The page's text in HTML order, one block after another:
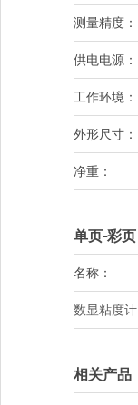
测量精度：
供电电源：
工作环境：
外形尺寸：
净重：
单页-彩页
名称：
数显粘度计
相关产品